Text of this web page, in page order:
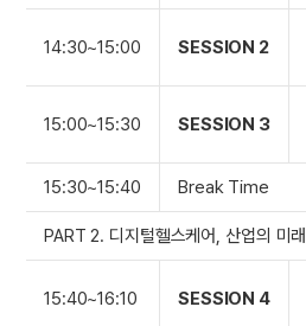
14:30~15:00 SESSION 2
15:00~15:30 SESSION 3
15:30~15:40 Break Time
PART 2. 디지털헬스케어, 산업의 미래
15:40~16:10 SESSION 4